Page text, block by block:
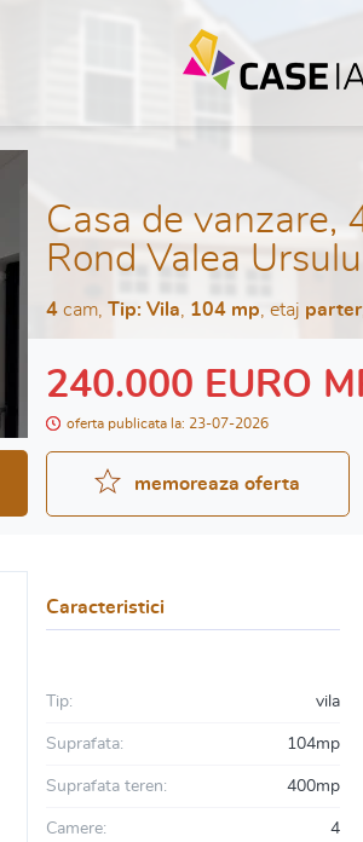
Casa de vanzare,
Rond Valea
4 cam, Tip: Vila 104 mp , etaj parter
240.000 EURO
oferta publicata la: 23-07-2026
memoreaza oferta
Caracteristici
Tip: vila
Suprafata: 104mp
Suprafata teren: 400mp
Camere: 4